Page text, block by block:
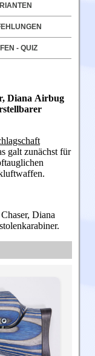
- QUIZ
Diana Airbug
galt zunächst für
Chaser, Diana